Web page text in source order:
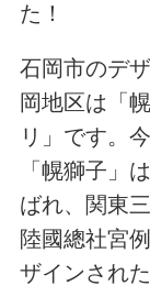
た！
石岡市のデ
岡地区は「
リ」です。
「幌獅子」
ばれ、関東
陸國總社宮
ザインされ